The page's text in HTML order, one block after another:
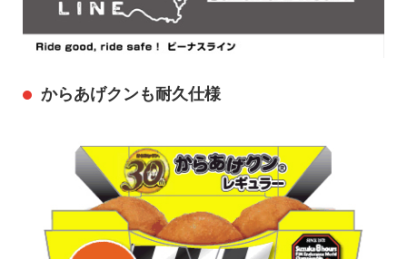
からあげクンも耐久仕様